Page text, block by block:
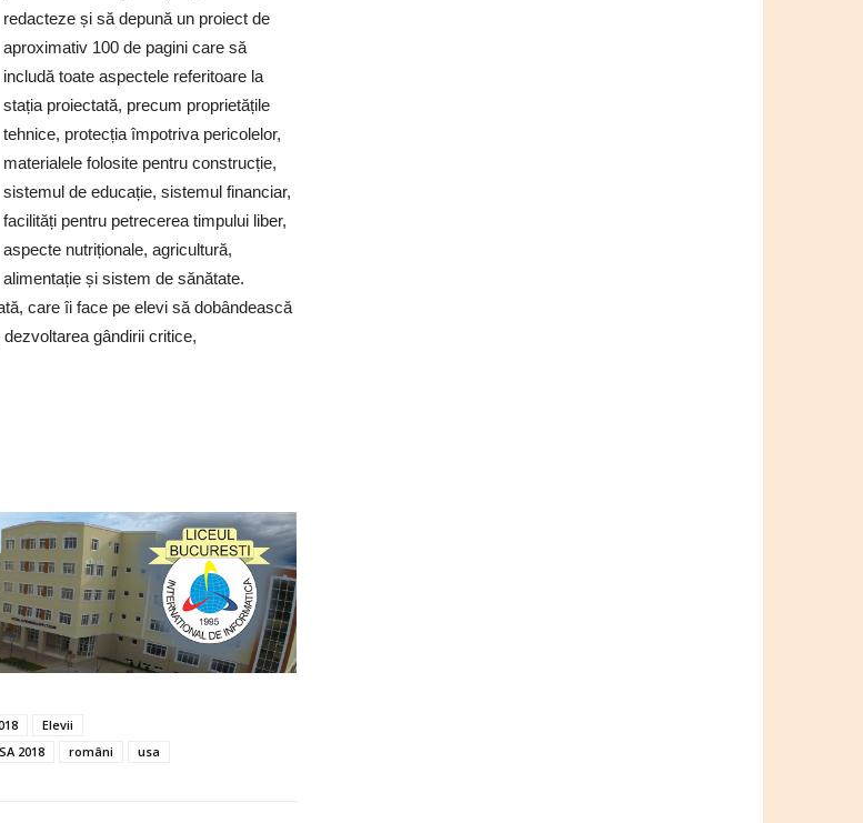
redacteze și să depună un proiect de
aproximativ 100 de pagini care să
includă toate aspectele referitoare la
stația proiectată, precum proprietățile
tehnice, protecția împotriva pericolelor,
materialele folosite pentru construcție,
sistemul de educație, sistemul financiar,
facilități pentru petrecerea timpului liber,
aspecte nutriționale, agricultură,
alimentație și sistem de sănătate.
care îi face pe elevi să dobândească
gândirii critice,
Elevii
2018 români usa